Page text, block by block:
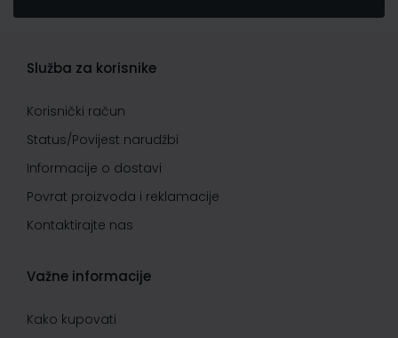
Služba za korisnike
Korisnički račun
Status/Povijest narudžbi
Informacije o dostavi
Povrat proizvoda i reklamacije
Kontaktirajte nas
Važne informacije
Kako kupovati